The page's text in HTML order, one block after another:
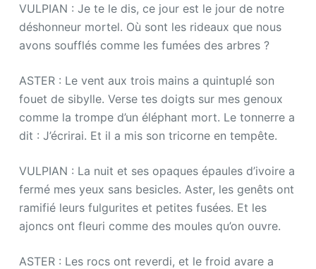
VULPIAN : Je te le dis, ce jour est le jour de notre
déshonneur mortel. Où sont les rideaux que nous
avons soufflés comme les fumées des arbres ?
ASTER : Le vent aux trois mains a quintuplé son
fouet de sibylle. Verse tes doigts sur mes genoux
comme la trompe d’un éléphant mort. Le tonnerre a
dit : J’écrirai. Et il a mis son tricorne en tempête.
VULPIAN : La nuit et ses opaques épaules d’ivoire a
fermé mes yeux sans besicles. Aster, les genêts ont
ramifié leurs fulgurites et petites fusées. Et les
ajoncs ont fleuri comme des moules qu’on ouvre.
ASTER : Les rocs ont reverdi, et le froid avare a